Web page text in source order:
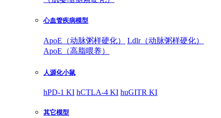
心血管疾病模型
ApoE（动脉粥样硬化）
Ldlr（动脉粥样硬化）
ApoE（高脂喂养）
人源化小鼠
hPD-1 KI hCTLA-4 KI huGITR KI
其它模型